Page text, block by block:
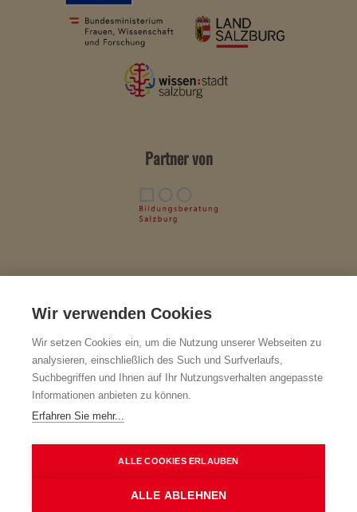
Partner von
Impressum & Herausgeber
BiBer-F – Verein zur Förderung der Bildungs- und Berufsberatung in
den Bereichen der Erwachsenenbildung und der Weiterbildung
ZVR-Nr.: 502442781 · Geschäftsführung: Mag. Christine Bauer-
Grechenig
Strubergasse 18, 5020 Salzburg
Kontakt
+43 662 872677 · +43 699 10203012
www.biber-salzburg.at
Wir verwenden Cookies
Wir setzen Cookies ein, um die Nutzung unserer Webseiten zu
analysieren, einschließlich des Such und Surfverlaufs,
Suchbegriffen und Ihnen auf Ihr Nutzungsverhalten angepasste
Informationen anbieten zu können.
Erfahren Sie mehr...
ALLE COOKIES ERLAUBEN
ALLE ABLEHNEN